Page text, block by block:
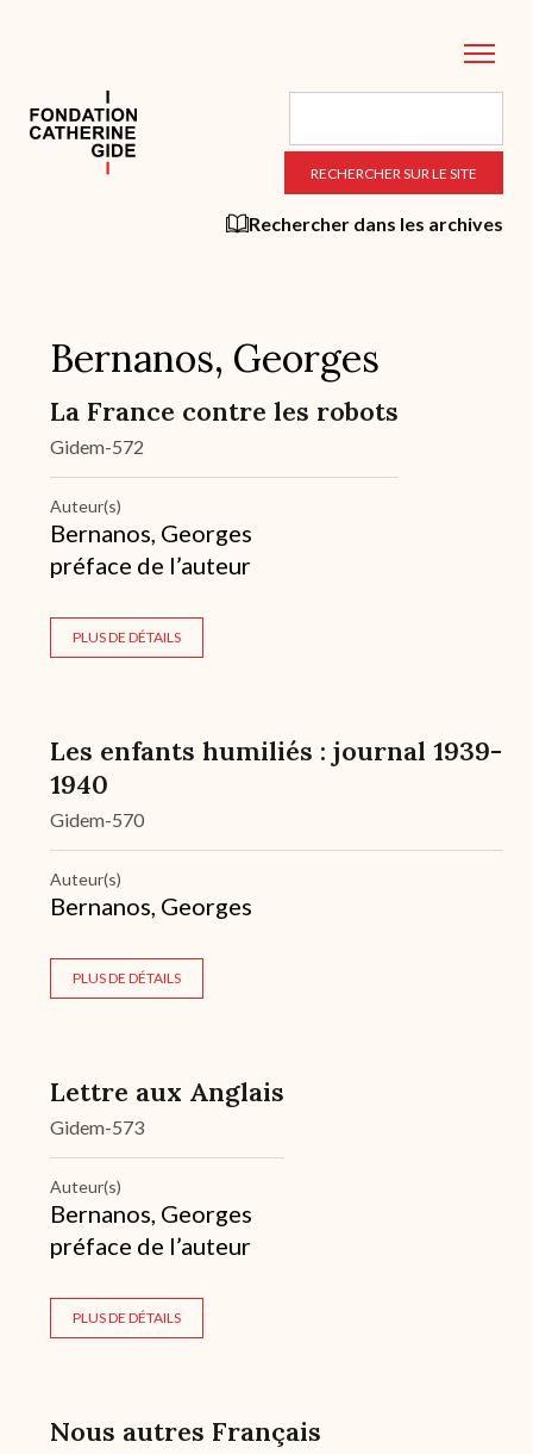
principal
Rechercher dans les archives
Bernanos, Georges
La France contre les robots
Gidem-572
Auteur(s)
Bernanos, Georges
préface de l’auteur
PLUS DE DÉTAILS
Les enfants humiliés : journal 1939-
1940
Gidem-570
Auteur(s)
Bernanos, Georges
PLUS DE DÉTAILS
Lettre aux Anglais
Gidem-573
Auteur(s)
Bernanos, Georges
préface de l’auteur
PLUS DE DÉTAILS
Nous autres Français